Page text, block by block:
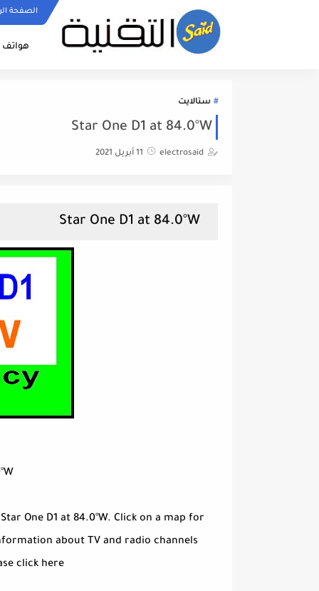
الصفحة
هواتف
ستالايت
Star One D1 at 84.0°W
electrosaid 11 أبريل 2021
One D1 at 84.0°W. Click on a map for
about TV and radio channels
click here.